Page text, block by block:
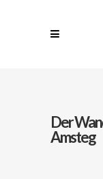
Der
Amsteg